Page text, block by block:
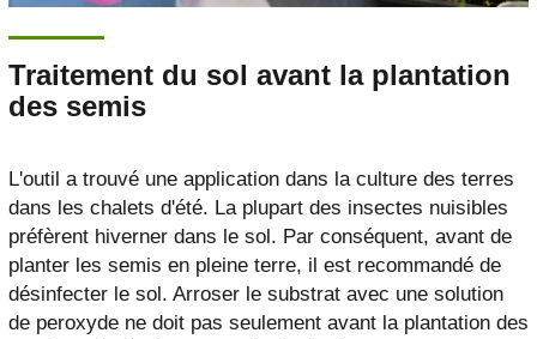
Traitement du sol avant la plantation
des semis
L'outil a trouvé une application dans la culture des terres
dans les chalets d'été. La plupart des insectes nuisibles
préfèrent hiverner dans le sol. Par conséquent, avant de
planter les semis en pleine terre, il est recommandé de
désinfecter le sol. Arroser le substrat avec une solution
de peroxyde ne doit pas seulement avant la plantation des